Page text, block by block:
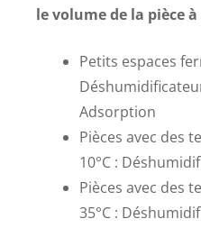
le volume de la pièce
Petits espaces
Adsorption
Pièces avec des
10°C :
Pièces avec des
35°C :